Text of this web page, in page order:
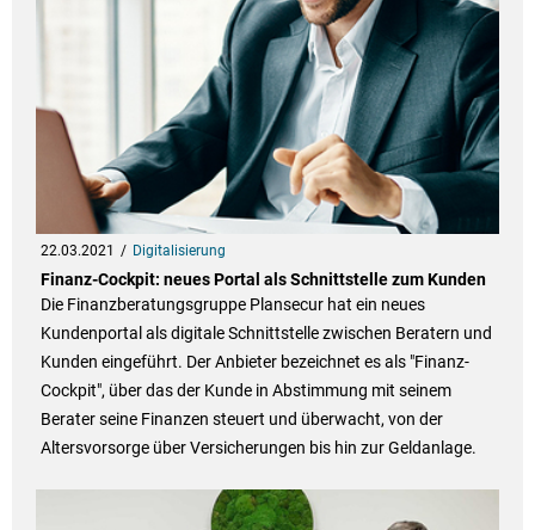
22.03.2021 Digitalisierung
Finanz-Cockpit: neues Portal als Schnittstelle zum Kunden
Die Finanzberatungsgruppe Plansecur hat ein neues
Kundenportal als digitale Schnittstelle zwischen Beratern und
Kunden eingeführt. Der Anbieter bezeichnet es als "Finanz-
Cockpit", über das der Kunde in Abstimmung mit seinem
Berater seine Finanzen steuert und überwacht, von der
Altersvorsorge über Versicherungen bis hin zur Geldanlage.